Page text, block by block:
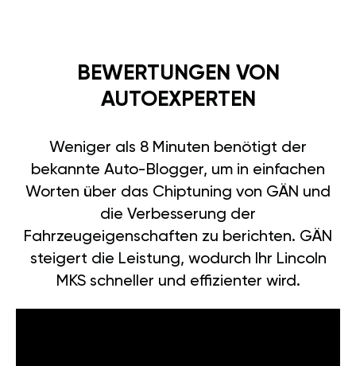
BEWERTUNGEN VON
AUTOEXPERTEN
Weniger als 8 Minuten benötigt der
bekannte Auto-Blogger, um in einfachen
Worten über das Chiptuning von GÄN und
die Verbesserung der
Fahrzeugeigenschaften zu berichten. GÄN
steigert die Leistung, wodurch Ihr Lincoln
MKS schneller und effizienter wird.